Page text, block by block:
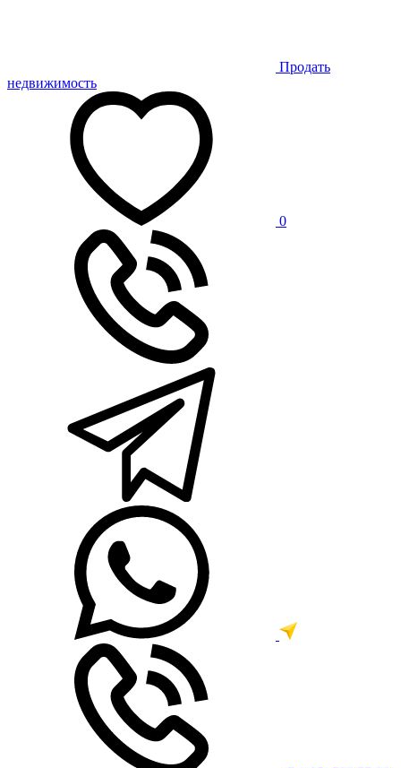
Продать
недвижимость
0